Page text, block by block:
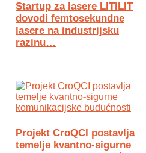
Startup za lasere LITILIT
dovodi femtosekundne
lasere na industrijsku
razinu…
Projekt CroQCI postavlja
temelje kvantno-sigurne